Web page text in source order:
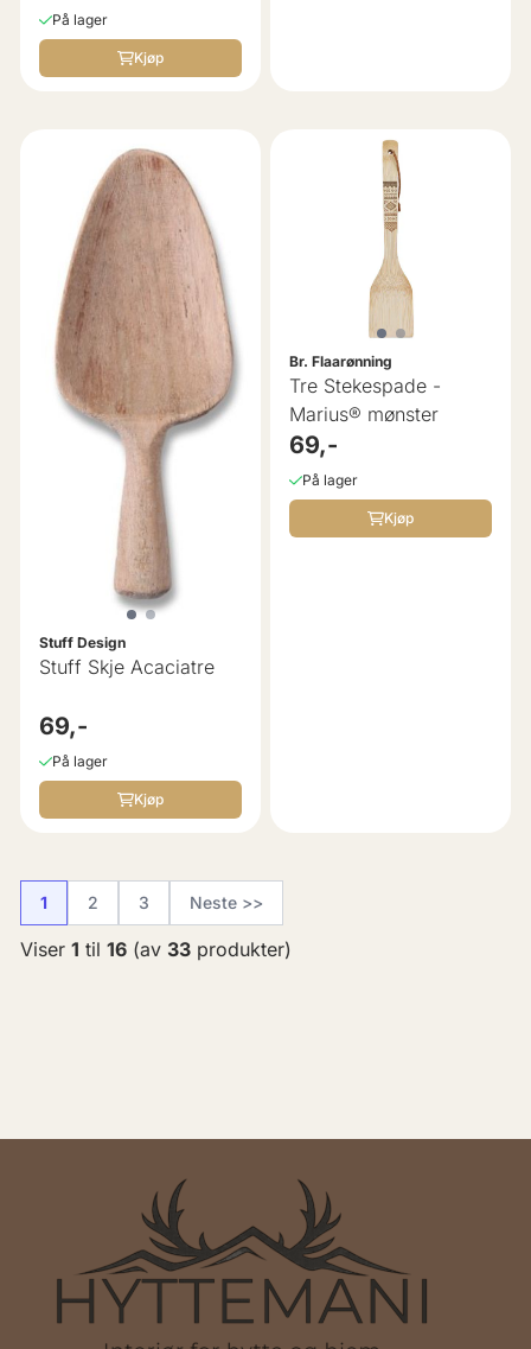
På lager
Kjøp
Stuff Design
Stuff Skje Acaciatre
69,-
På lager
Kjøp
Br. Flaarønning
Tre Stekespade -
Marius® mønster
69,-
På lager
Kjøp
1 2 3 Neste >>
Viser 1 til 16(av 33produkter)